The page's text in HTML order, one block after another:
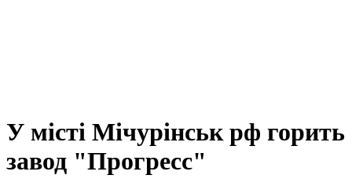
У місті Мічурінськ рф горить
завод "Прогресс"